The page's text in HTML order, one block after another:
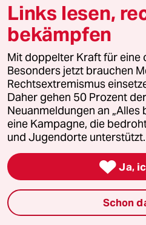
Aboservice
ePaper Login
Downloads für Abonnierende
© 2026 taz Verlags und
Alle Rechte vorbehalten. Bei
Feedback Redaktionsstatut
Leitlinie Informant
Links lesen,
bekämpfen
Mit doppelter Kraft für eine
Besonders jetzt brauchen
Rechtsextremismus
Daher gehen 50 Prozent
Neuanmeldungen an „Alles
eine Kampagne, die
und Jugendorte
 Ja,
Schon